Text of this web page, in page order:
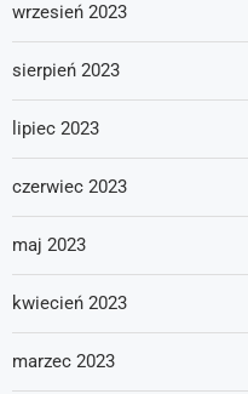
wrzesień 2023
sierpień 2023
lipiec 2023
czerwiec 2023
maj 2023
kwiecień 2023
marzec 2023